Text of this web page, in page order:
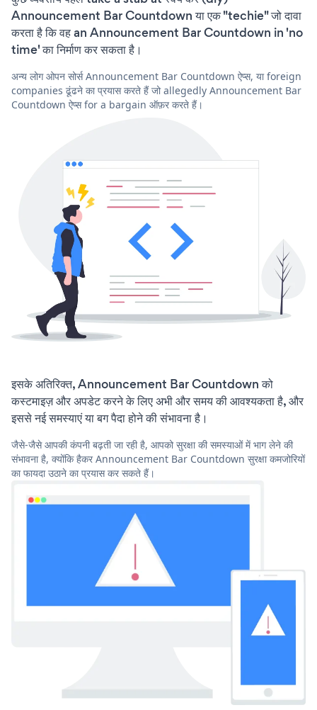
Announcement Bar Countdown या एक "techie" जो दावा
करता है कि वह an Announcement Bar Countdown in 'no
time' का निर्माण कर सकता है।
अन्य लोग ओपन सोर्स Announcement Bar Countdown ऐप्स, या foreign
companies ढूंढने का प्रयास करते हैं जो allegedly Announcement Bar
Countdown ऐप्स for a bargain ऑफ़र करते हैं।
इसके अतिरिक्त, Announcement Bar Countdown को
कस्टमाइज़ और अपडेट करने के लिए अभी और समय की आवश्यकता है, और
इससे नई समस्याएं या बग पैदा होने की संभावना है।
जैसे-जैसे आपकी कंपनी बढ़ती जा रही है, आपको सुरक्षा की समस्याओं में भाग लेने की
संभावना है, क्योंकि हैकर Announcement Bar Countdown सुरक्षा कमजोरियों
का फायदा उठाने का प्रयास कर सकते हैं।